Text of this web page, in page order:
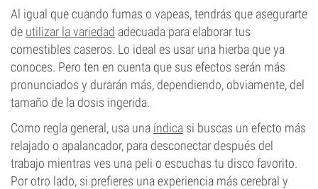
Al igual que cuando fumas o vapeas, tendrás que asegurarte
de utilizar la variedad adecuada para elaborar tus
comestibles caseros. Lo ideal es usar una hierba que ya
conoces. Pero ten en cuenta que sus efectos serán más
pronunciados y durarán más, dependiendo, obviamente, del
tamaño de la dosis ingerida.
Como regla general, usa una índica si buscas un efecto más
relajado o apalancador, para desconectar después del
trabajo mientras ves una peli o escuchas tu disco favorito.
Por otro lado, si prefieres una experiencia más cerebral y